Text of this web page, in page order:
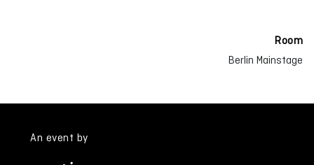
Room
Berlin Mainstage
An event by